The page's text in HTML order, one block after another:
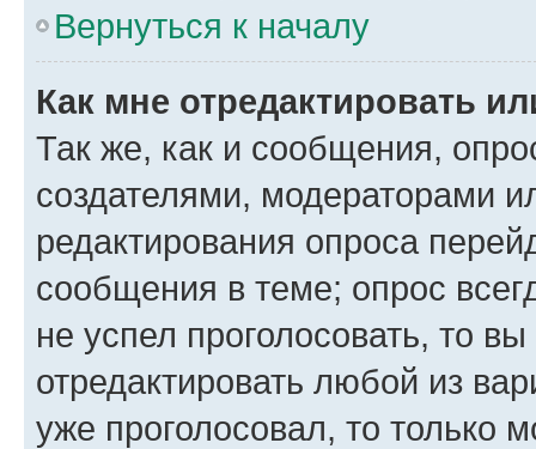
Вернуться к началу
Как мне отредактировать
Так же, как и сообщения,
создателями, модераторами
редактирования опроса
сообщения в теме; опрос
не успел проголосовать, то
отредактировать любой из
уже проголосовал, то только